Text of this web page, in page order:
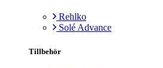
Rehlko
Solé Advance
Tillbehör